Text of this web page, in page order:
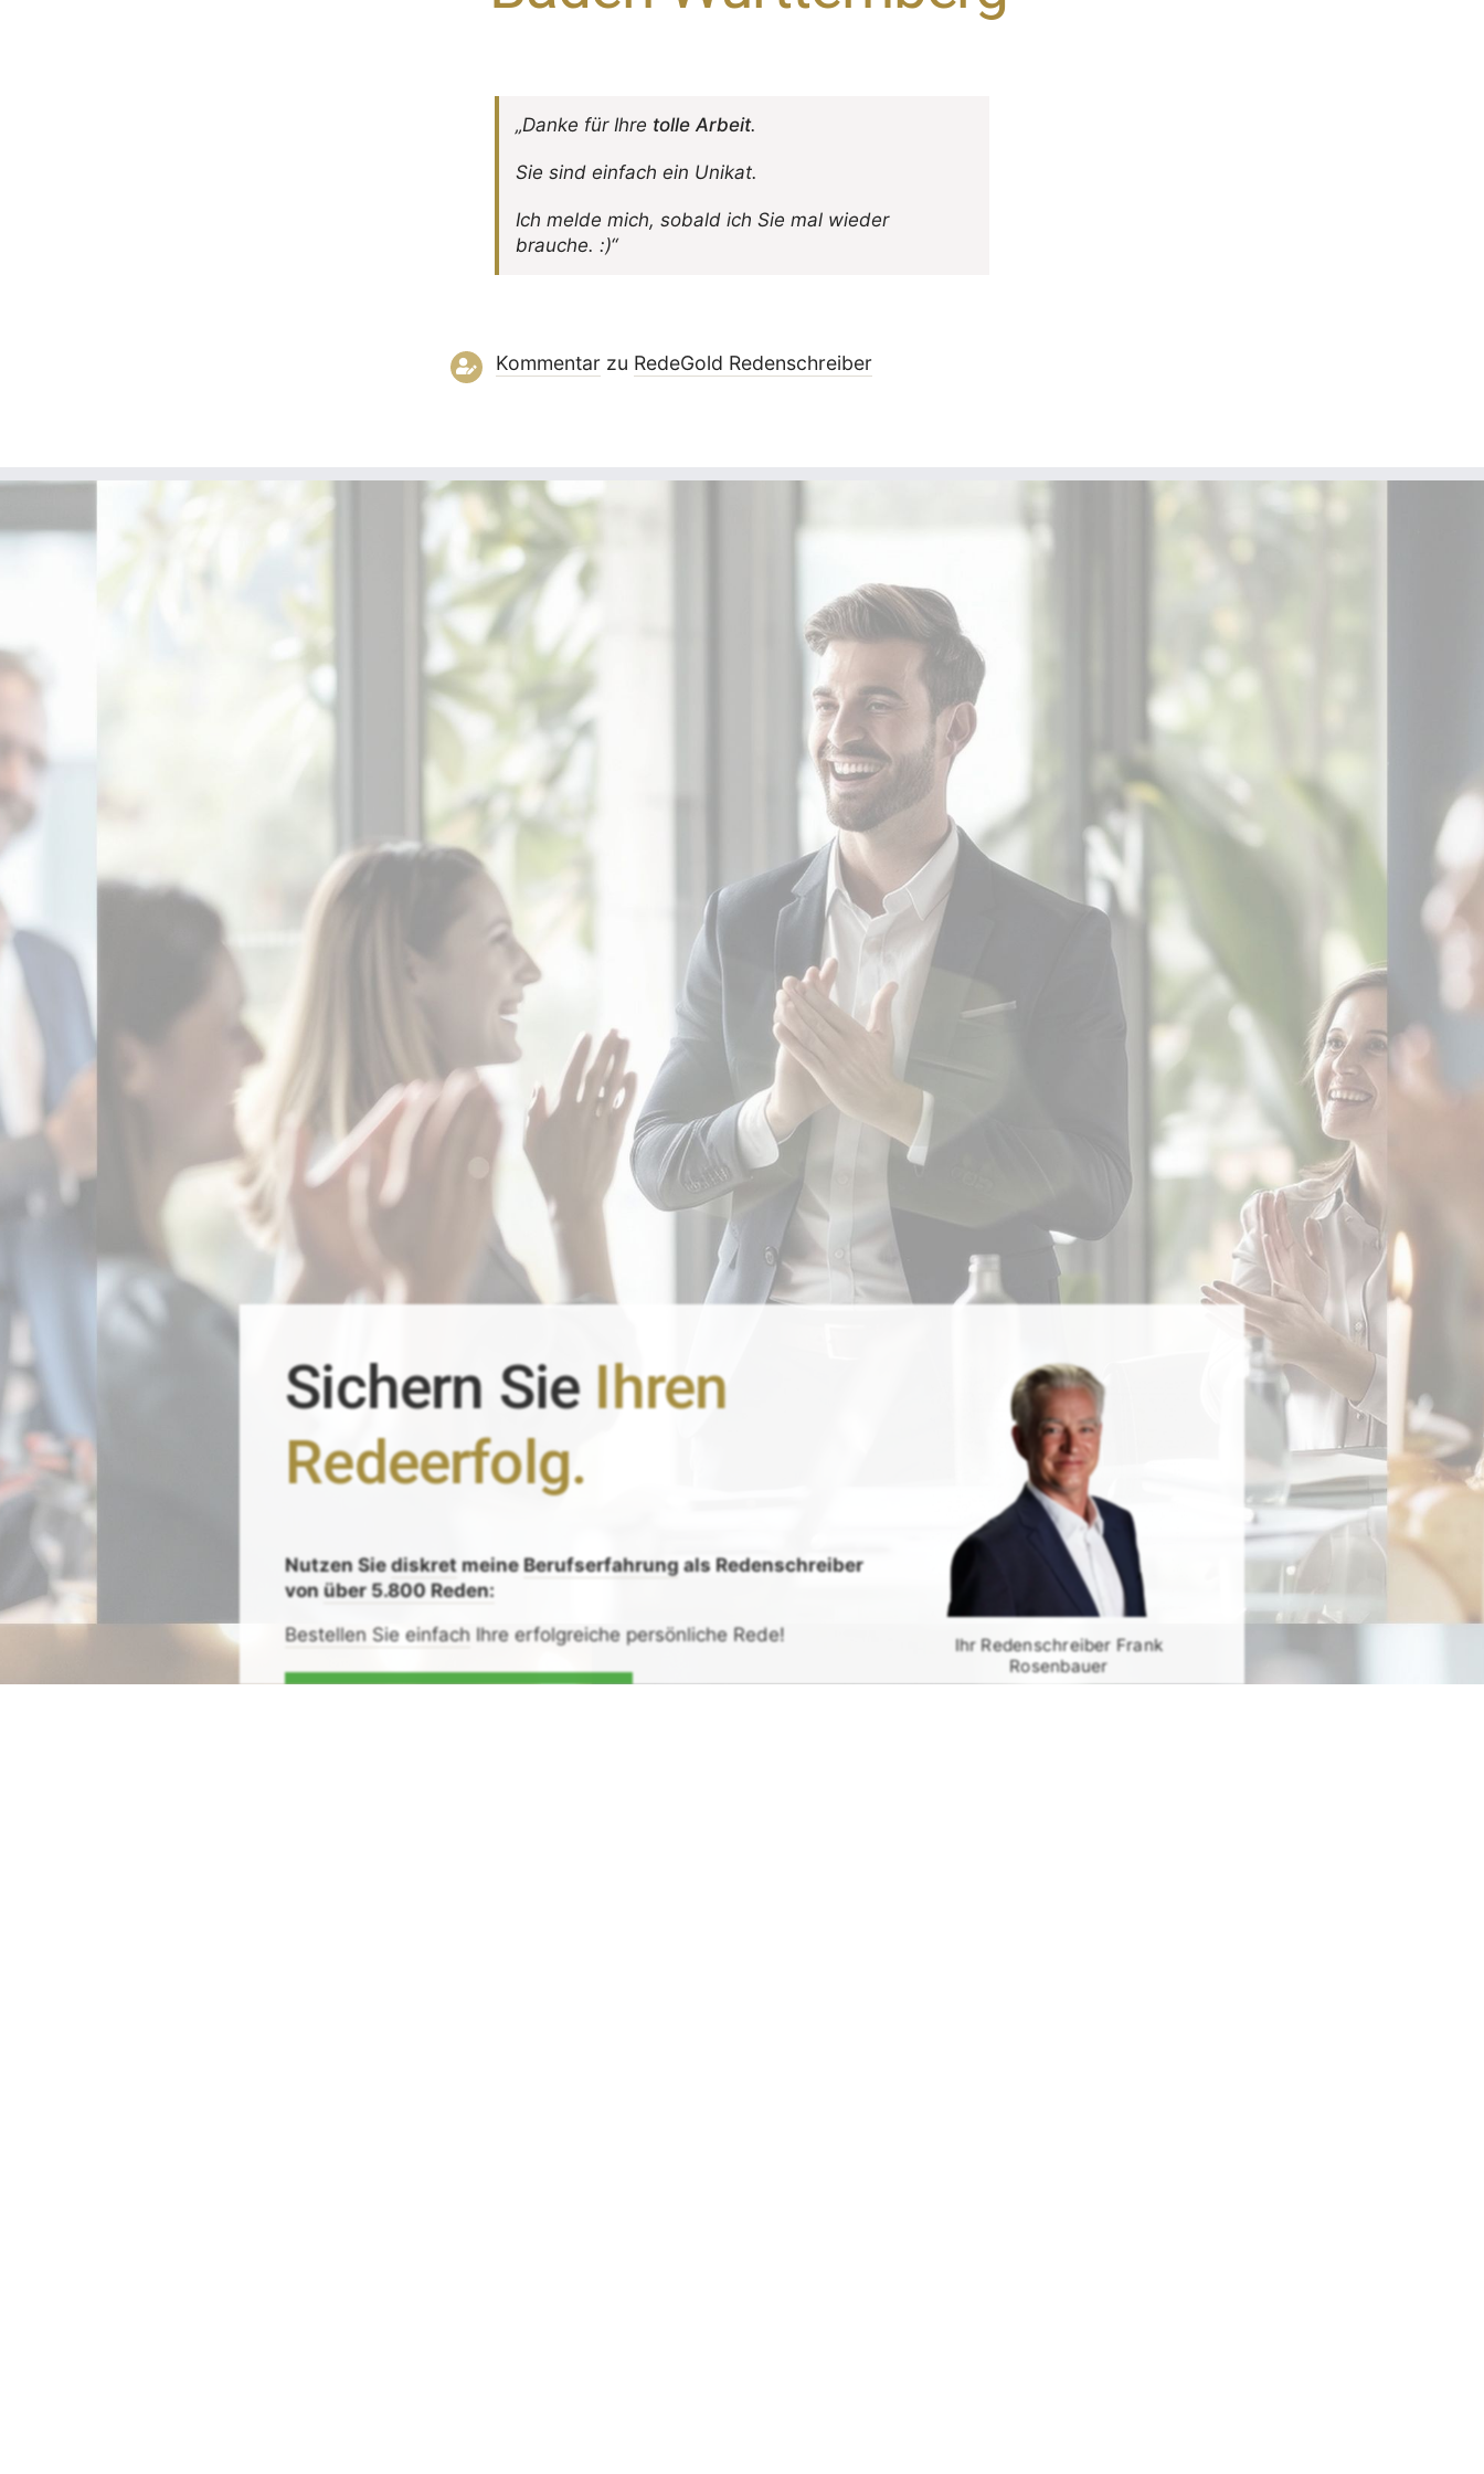
„Danke für Ihre tolle Arbeit.
Sie sind einfach ein Unikat.
Ich melde mich, sobald ich Sie mal wieder
brauche. :)“
Kommentarzu RedeGold Reden­schreiber
Sichern Sie Ihren
Redeerfolg.
Nutzen Siediskret meineBerufserfahrungals Redenschreiber
vonüber 5.800 Reden:
Bestellen Sie einfach Ihre erfolgreiche persönliche Rede!
Ihr Redenschreiber Frank
Rosenbauer